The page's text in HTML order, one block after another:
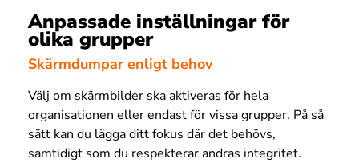
Anpassade inställningar för
olika grupper
Skärmdumpar enligt behov
Välj om skärmbilder ska aktiveras för hela
organisationen eller endast för vissa grupper. På så
sätt kan du lägga ditt fokus där det behövs,
samtidigt som du respekterar andras integritet.